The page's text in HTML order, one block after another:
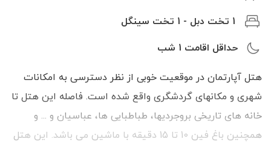
1 تخت دبل - 1 تخت سینگل
حداقل اقامت 1 شب
هتل آپارتمان در موقعیت خوبی از نظر دسترسی به امکانات
شهری و مکانهای گردشگری واقع شده است. فاصله این هتل تا
خانه های تاریخی بروجردیها، طباطبایی ها، عباسیان و ... و
همچنین باغ فین 10 تا 15 دقیقه با ماشین می باشد. این هتل